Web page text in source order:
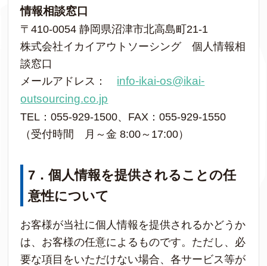
情報相談窓口
〒410-0054 静岡県沼津市北高島町21-1
株式会社イカイアウトソーシング 個人情報相
談窓口
メールアドレス： info-ikai-os@ikai-
outsourcing.co.jp
TEL：055-929-1500、FAX：055-929-1550
（受付時間 月～金 8:00～17:00）
7 ．個人情報を提供されることの任
意性について
お客様が当社に個人情報を提供されるかどうか
は、お客様の任意によるものです。ただし、必
要な項目をいただけない場合、各サービス等が